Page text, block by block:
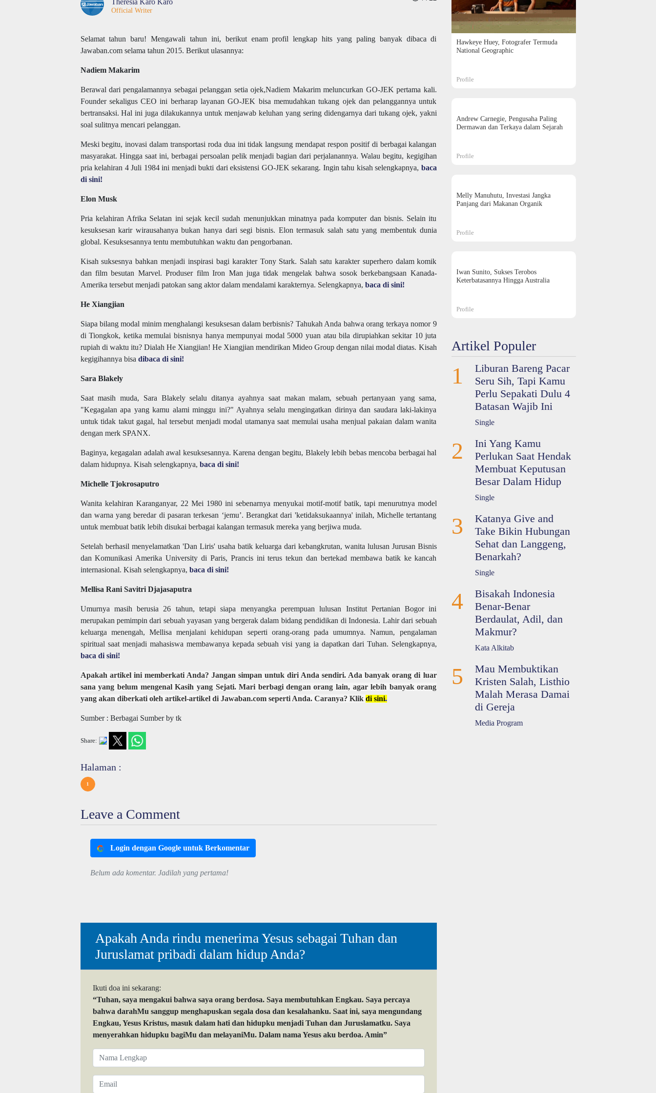
Official Writer
Selamat tahun baru! Mengawali tahun ini, berikut enam profil lengkap hits yang paling banyak dibaca di
Jawaban.com selama tahun 2015. Berikut ulasannya:
Nadiem Makarim
Berawal dari pengalamannya sebagai pelanggan setia ojek,Nadiem Makarim meluncurkan GO-JEK pertama kali.
Founder sekaligus CEO ini berharap layanan GO-JEK bisa memudahkan tukang ojek dan pelanggannya untuk
bertransaksi. Hal ini juga dilakukannya untuk menjawab keluhan yang sering didengarnya dari tukang ojek, yakni
soal sulitnya mencari pelanggan.
Meski begitu, inovasi dalam transportasi roda dua ini tidak langsung mendapat respon positif di berbagai kalangan
masyarakat. Hingga saat ini, berbagai persoalan pelik menjadi bagian dari perjalanannya. Walau begitu, kegigihan
pria kelahiran 4 Juli 1984 ini menjadi bukti dari eksistensi GO-JEK sekarang. Ingin tahu kisah selengkapnya, baca
di sini!
Elon Musk
Pria kelahiran Afrika Selatan ini sejak kecil sudah menunjukkan minatnya pada komputer dan bisnis. Selain itu
kesuksesan karir wirausahanya bukan hanya dari segi bisnis. Elon termasuk salah satu yang membentuk dunia
global. Kesuksesannya tentu membutuhkan waktu dan pengorbanan.
Kisah suksesnya bahkan menjadi inspirasi bagi karakter Tony Stark. Salah satu karakter superhero dalam komik
dan film besutan Marvel. Produser film Iron Man juga tidak mengelak bahwa sosok berkebangsaan Kanada-
Amerika tersebut menjadi patokan sang aktor dalam mendalami karakternya. Selengkapnya, baca di sini!
He Xiangjian
Siapa bilang modal minim menghalangi kesuksesan dalam berbisnis? Tahukah Anda bahwa orang terkaya nomor 9
di Tiongkok, ketika memulai bisnisnya hanya mempunyai modal 5000 yuan atau bila dirupiahkan sekitar 10 juta
rupiah di waktu itu? Dialah He Xiangjian! He Xiangjian mendirikan Mideo Group dengan nilai modal diatas. Kisah
kegigihannya bisa dibaca di sini!
Sara Blakely
Saat masih muda, Sara Blakely selalu ditanya ayahnya saat makan malam, sebuah pertanyaan yang sama,
"Kegagalan apa yang kamu alami minggu ini?" Ayahnya selalu mengingatkan dirinya dan saudara laki-lakinya
untuk tidak takut gagal, hal tersebut menjadi modal utamanya saat memulai usaha menjual pakaian dalam wanita
dengan merk SPANX.
Baginya, kegagalan adalah awal kesuksesannya. Karena dengan begitu, Blakely lebih bebas mencoba berbagai hal
dalam hidupnya. Kisah selengkapnya, baca di sini!
Michelle Tjokrosaputro
Wanita kelahiran Karanganyar, 22 Mei 1980 ini sebenarnya menyukai motif-motif batik, tapi menurutnya model
dan warna yang beredar di pasaran terkesan ‘jemu’. Berangkat dari 'ketidaksukaannya' inilah, Michelle tertantang
untuk membuat batik lebih disukai berbagai kalangan termasuk mereka yang berjiwa muda.
Setelah berhasil menyelamatkan 'Dan Liris' usaha batik keluarga dari kebangkrutan, wanita lulusan Jurusan Bisnis
dan Komunikasi Amerika University di Paris, Prancis ini terus tekun dan bertekad membawa batik ke kancah
internasional. Kisah selengkapnya, baca di sini!
Mellisa Rani Savitri Djajasaputra
Umurnya masih berusia 26 tahun, tetapi siapa menyangka perempuan lulusan Institut Pertanian Bogor ini
merupakan pemimpin dari sebuah yayasan yang bergerak dalam bidang pendidikan di Indonesia. Lahir dari sebuah
keluarga menengah, Mellisa menjalani kehidupan seperti orang-orang pada umumnya. Namun, pengalaman
spiritual saat menjadi mahasiswa membawanya kepada sebuah visi yang ia dapatkan dari Tuhan. Selengkapnya,
baca di sini!
Apakah artikel ini memberkati Anda? Jangan simpan untuk diri Anda sendiri. Ada banyak orang di luar
sana yang belum mengenal Kasih yang Sejati.Mari berbagi dengan orang lain, agar lebih banyak orang
yang akan diberkati oleh artikel-artikel di Jawaban.com seperti Anda. Caranya? Klik di sini.
Sumber : Berbagai Sumber by tk
Share:
Halaman :
1
Leave a Comment
Login dengan Google untuk Berkomentar
Belum ada komentar. Jadilah yang pertama!
Apakah Anda rindu menerima Yesus sebagai Tuhan dan
Juruslamat pribadi dalam hidup Anda?
Ikuti doa ini sekarang:
“Tuhan, saya mengakui bahwa saya orang berdosa. Saya membutuhkan Engkau. Saya percaya
bahwa darahMu sanggup menghapuskan segala dosa dan kesalahanku. Saat ini, saya mengundang
Engkau, Yesus Kristus, masuk dalam hati dan hidupku menjadi Tuhan dan Juruslamatku. Saya
menyerahkan hidupku bagiMu dan melayaniMu. Dalam nama Yesus aku berdoa. Amin”
Hawkeye Huey, Fotografer Termuda
National Geographic
Profile
Andrew Carnegie, Pengusaha Paling
Dermawan dan Terkaya dalam Sejarah
Profile
Melly Manuhutu, Investasi Jangka
Panjang dari Makanan Organik
Profile
Iwan Sunito, Sukses Terobos
Keterbatasannya Hingga Australia
Profile
Artikel Populer
1
Liburan Bareng Pacar
Seru Sih, Tapi Kamu
Perlu Sepakati Dulu 4
Batasan Wajib Ini
Single
2
Ini Yang Kamu
Perlukan Saat Hendak
Membuat Keputusan
Besar Dalam Hidup
Single
3
Katanya Give and
Take Bikin Hubungan
Sehat dan Langgeng,
Benarkah?
Single
4
Bisakah Indonesia
Benar-Benar
Berdaulat, Adil, dan
Makmur?
Kata Alkitab
5
Mau Membuktikan
Kristen Salah, Listhio
Malah Merasa Damai
di Gereja
Media Program